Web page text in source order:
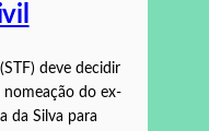
deve decidir
nomeação do ex-
da Silva para